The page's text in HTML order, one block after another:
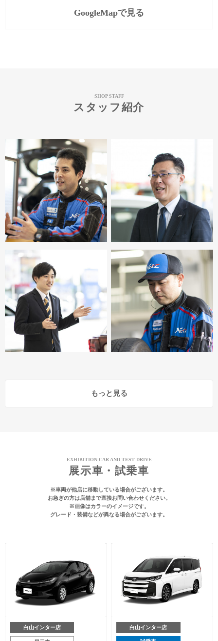
GoogleMapで見る
SHOP STAFF
スタッフ紹介
もっと見る
EXHIBITION CAR AND TEST DRIVE
展示車・試乗車
※車両が他店に移動している場合がございます。
お急ぎの方は店舗まで直接お問い合わせください。
※画像はカラーのイメージです。
グレード・装備などが異なる場合がございます。
白山インター店 白山インター店